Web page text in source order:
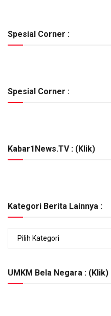
Spesial Corner :
Spesial Corner :
Kabar1News.TV : (Klik)
Kategori Berita Lainnya :
UMKM Bela Negara : (Klik)